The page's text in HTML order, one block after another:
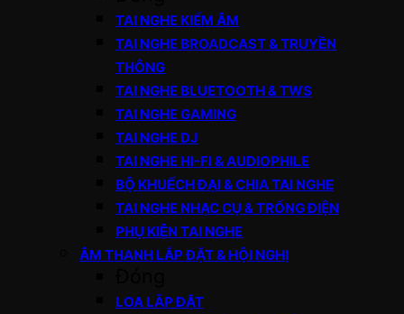
TAI NGHE KIỂM ÂM
TAI NGHE BROADCAST & TRUYỀN
THÔNG
TAI NGHE BLUETOOTH & TWS
TAI NGHE GAMING
TAI NGHE DJ
TAI NGHE HI-FI & AUDIOPHILE
BỘ KHUẾCH ĐẠI & CHIA TAI NGHE
TAI NGHE NHẠC CỤ & TRỐNG ĐIỆN
PHỤ KIỆN TAI NGHE
ÂM THANH LẮP ĐẶT & HỘI NGHỊ
LOA LẮP ĐẶT